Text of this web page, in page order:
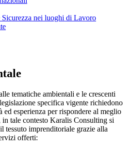
Sicurezza nei luoghi di Lavoro
tematiche ambientali e le crescenti
specifica vigente richiedono
ed esperienza per rispondere al meglio
in tale contesto Karalis Consulting si
tessuto imprenditoriale grazie alla
offerti: